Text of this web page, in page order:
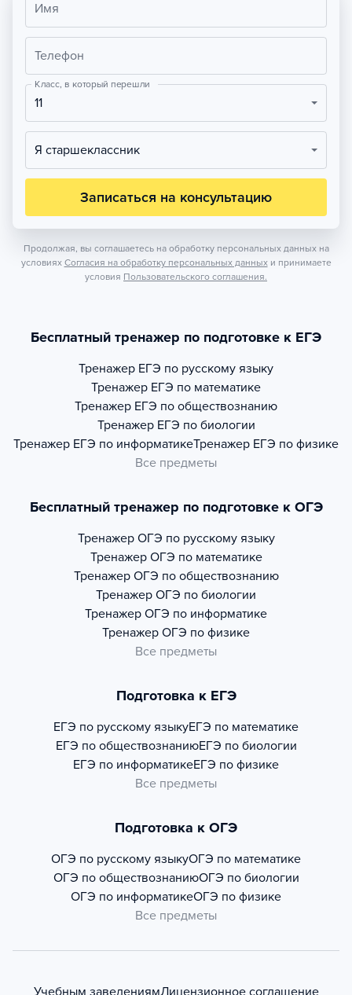
Имя
Телефон
Класс, в который перешли
11
Я старшеклассник
Записаться на консультацию
Продолжая, вы соглашаетесь на обработку персональных данных на
условиях Согласия на обработку персональных данных и принимаете
условия Пользовательского соглашения.
Бесплатный тренажер по подготовке к ЕГЭ
Тренажер ЕГЭ по русскому языку
Тренажер ЕГЭ по математике
Тренажер ЕГЭ по обществознанию
Тренажер ЕГЭ по биологии
Тренажер ЕГЭ по информатикеТренажер ЕГЭ по физике
Все предметы
Бесплатный тренажер по подготовке к ОГЭ
Тренажер ОГЭ по русскому языку
Тренажер ОГЭ по математике
Тренажер ОГЭ по обществознанию
Тренажер ОГЭ по биологии
Тренажер ОГЭ по информатике
Тренажер ОГЭ по физике
Все предметы
Подготовка к ЕГЭ
ЕГЭ по русскому языкуЕГЭ по математике
ЕГЭ по обществознаниюЕГЭ по биологии
ЕГЭ по информатикеЕГЭ по физике
Все предметы
Подготовка к ОГЭ
ОГЭ по русскому языкуОГЭ по математике
ОГЭ по обществознаниюОГЭ по биологии
ОГЭ по информатикеОГЭ по физике
Все предметы
Учебным заведениямЛицензионное соглашение